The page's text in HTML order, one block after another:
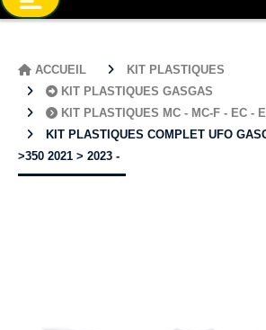
ACCUEIL
KIT PLASTIQUES
KIT PLASTIQUES GASGAS
KIT PLASTIQUES MC - MC-F - EC -
KIT PLASTIQUES COMPLET UFO
>350 2021 > 2023 -